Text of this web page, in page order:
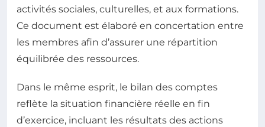
activités sociales, culturelles, et aux formations.
Ce document est élaboré en concertation entre
les membres afin d’assurer une répartition
équilibrée des ressources.
Dans le même esprit, le bilan des comptes
reflète la situation financière réelle en fin
d’exercice, incluant les résultats des actions